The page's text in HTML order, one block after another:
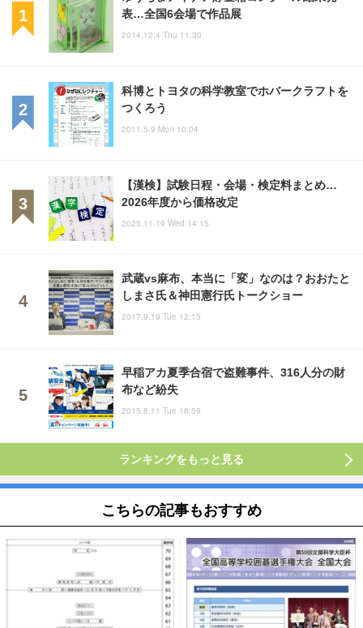
表…全国6会場で作品展
2014.12.4 Thu 11:30
科博とトヨタの科学教室でホバークラフトを
つくろう
2011.5.9 Mon 10:04
【漢検】試験日程・会場・検定料まとめ…
2026年度から価格改定
2025.11.19 Wed 14:15
武蔵vs麻布、本当に「変」なのは？おおたと
しまさ氏＆神田憲行氏トークショー
2017.9.19 Tue 12:15
早稲アカ夏季合宿で盗難事件、316人分の財
布など紛失
2015.8.11 Tue 18:59
ランキングをもっと見る
こちらの記事もおすすめ